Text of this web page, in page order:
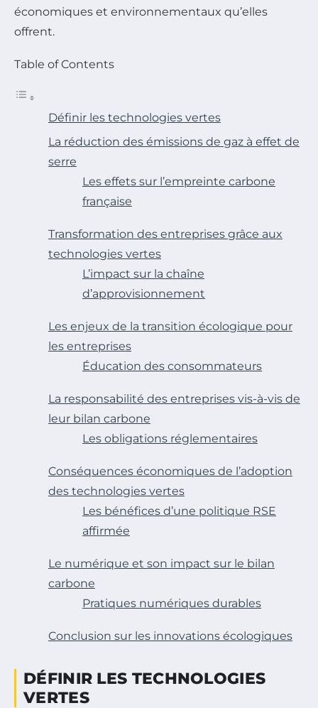
économiques et environnementaux qu’elles
offrent.
Table of Contents
Définir les technologies vertes
La réduction des émissions de gaz à effet de
serre
Les effets sur l’empreinte carbone
française
Transformation des entreprises grâce aux
technologies vertes
L’impact sur la chaîne
d’approvisionnement
Les enjeux de la transition écologique pour
les entreprises
Éducation des consommateurs
La responsabilité des entreprises vis-à-vis de
leur bilan carbone
Les obligations réglementaires
Conséquences économiques de l’adoption
des technologies vertes
Les bénéfices d’une politique RSE
affirmée
Le numérique et son impact sur le bilan
carbone
Pratiques numériques durables
Conclusion sur les innovations écologiques
DÉFINIR LES TECHNOLOGIES
VERTES